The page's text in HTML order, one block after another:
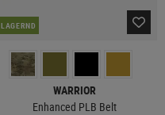
LAGERND
WARRIOR
Enhanced PLB Belt